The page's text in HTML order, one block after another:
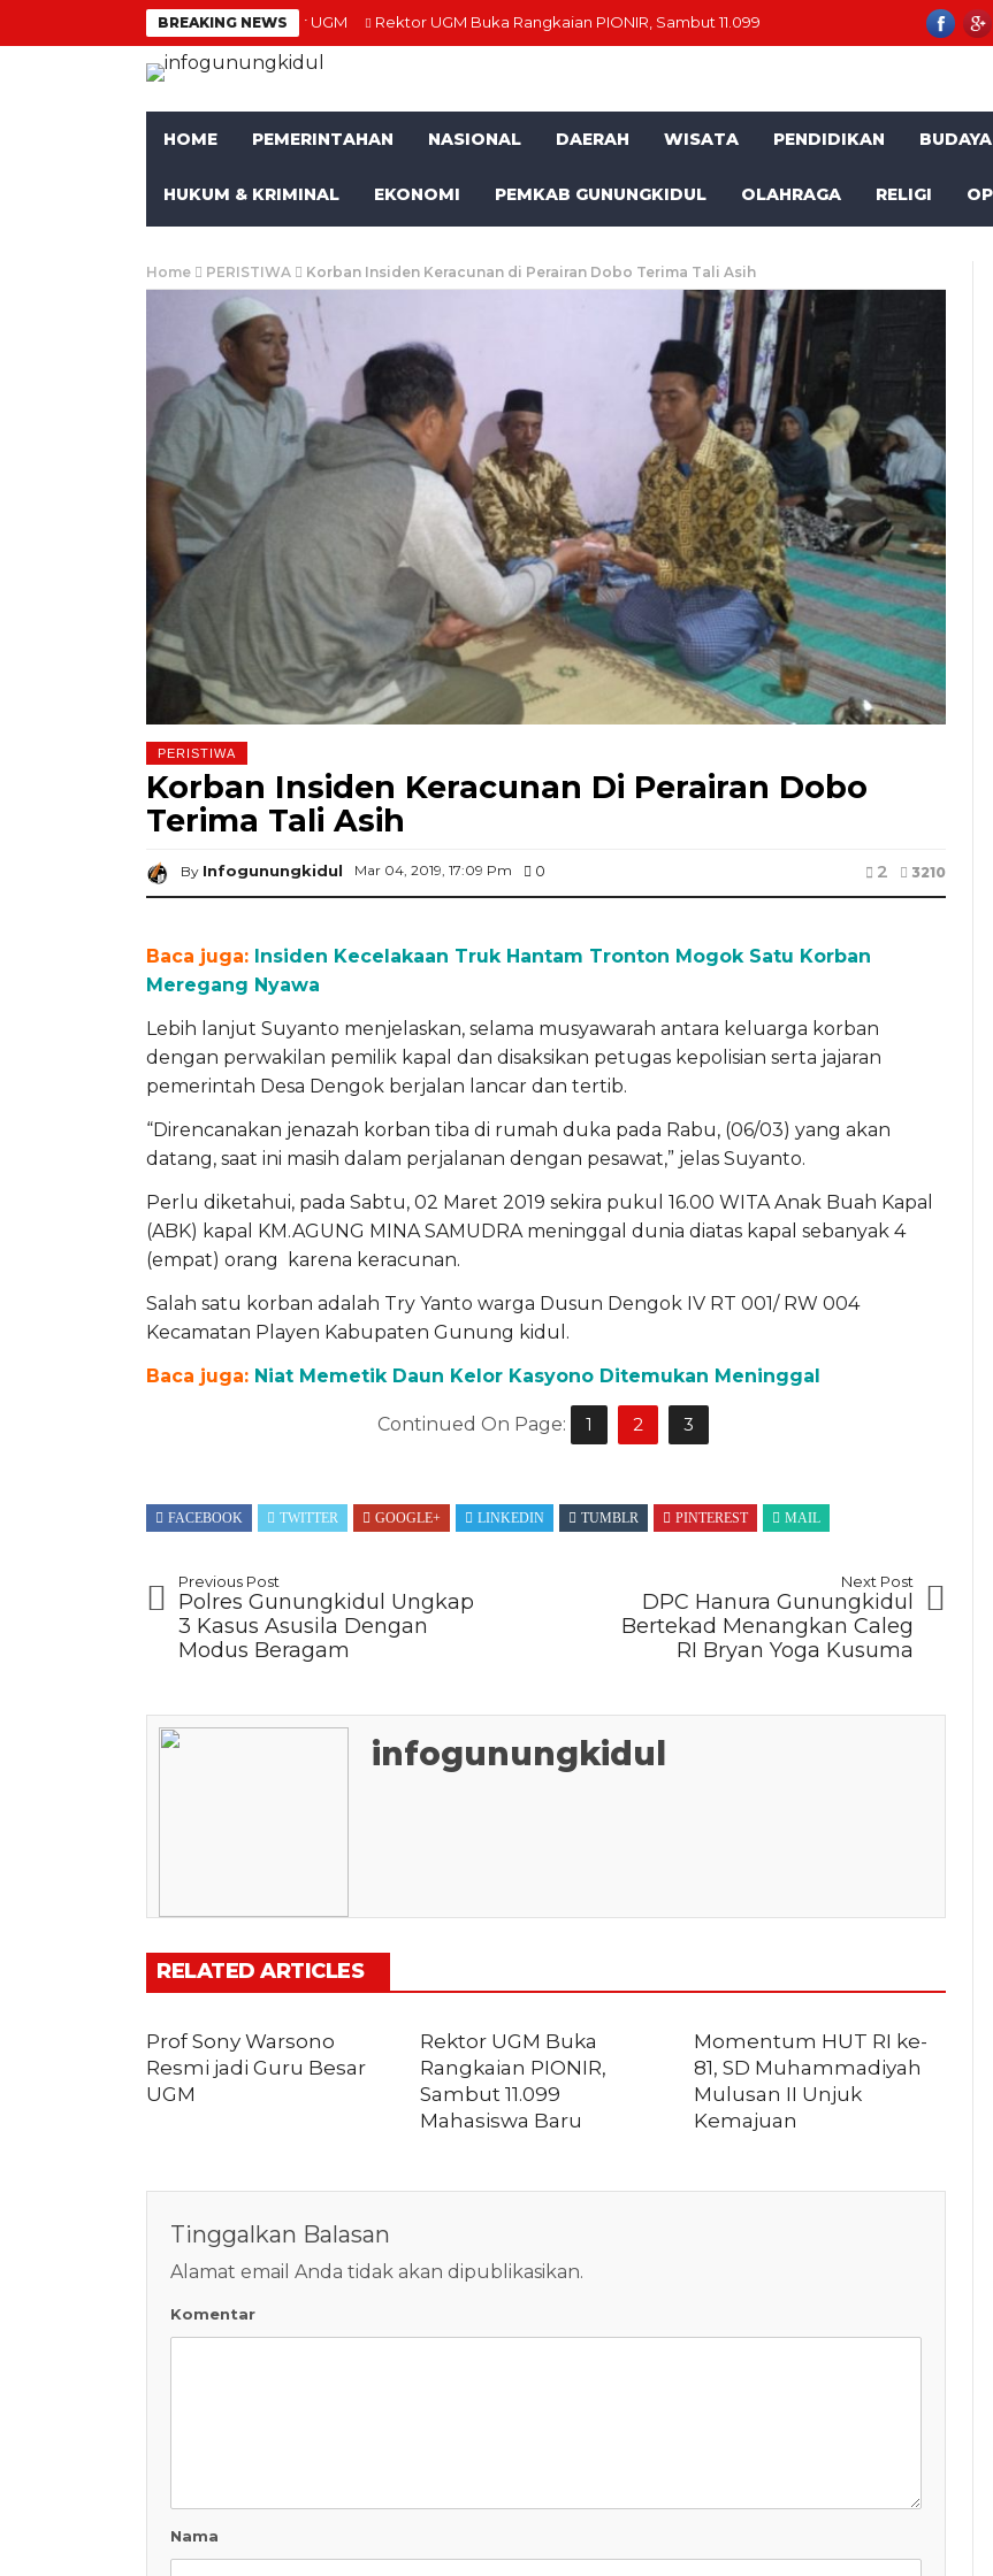
BREAKING NEWS
Warsono Resmi jadi Guru Besar UGM Rektor UGM Buka Rangkaian PIONIR, Sambut 11.099 Mahasiswa Baru Momentum HUT
HOME PEMERINTAHAN NASIONAL DAERAH WISATA PENDIDIKAN BUDAYA
HUKUM & KRIMINAL EKONOMI PEMKAB GUNUNGKIDUL OLAHRAGA RELIGI
Home PERISTIWA Korban Insiden Keracunan di Perairan Dobo Terima Tali Asih
PERISTIWA
Korban Insiden Keracunan Di Perairan Dobo
Terima Tali Asih
By Infogunungkidul Mar 04, 2019, 17:09 Pm 0 3210
2
Baca juga: Insiden Kecelakaan Truk Hantam Tronton Mogok Satu Korban
Meregang Nyawa
Lebih lanjut Suyanto menjelaskan, selama musyawarah antara keluarga korban
dengan perwakilan pemilik kapal dan disaksikan petugas kepolisian serta jajaran
pemerintah Desa Dengok berjalan lancar dan tertib.
“Direncanakan jenazah korban tiba di rumah duka pada Rabu, (06/03) yang akan
datang, saat ini masih dalam perjalanan dengan pesawat,” jelas Suyanto.
Perlu diketahui, pada Sabtu, 02 Maret 2019 sekira pukul 16.00 WITA Anak Buah Kapal
(ABK) kapal KM.AGUNG MINA SAMUDRA meninggal dunia diatas kapal sebanyak 4
(empat) orang karena keracunan.
Salah satu korban adalah Try Yanto warga Dusun Dengok IV RT 001/ RW 004
Kecamatan Playen Kabupaten Gunung kidul.
Baca juga: Niat Memetik Daun Kelor Kasyono Ditemukan Meninggal
Continued On Page: 1 2 3
FACEBOOK TWITTER GOOGLE+ LINKEDIN TUMBLR PINTEREST MAIL
Previous Post
Polres Gunungkidul Ungkap
3 Kasus Asusila Dengan
Modus Beragam
Next Post
DPC Hanura Gunungkidul
Bertekad Menangkan Caleg
RI Bryan Yoga Kusuma
infogunungkidul
RELATED ARTICLES
Prof Sony Warsono
Resmi jadi Guru Besar
UGM
Rektor UGM Buka
Rangkaian PIONIR,
Sambut 11.099
Mahasiswa Baru
Momentum HUT RI ke-
81, SD Muhammadiyah
Mulusan II Unjuk
Kemajuan
Tinggalkan Balasan
Alamat email Anda tidak akan dipublikasikan.
Komentar
Nama